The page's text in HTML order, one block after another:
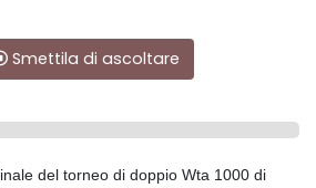
Smettila di ascoltare
del torneo di doppio Wta 1000 di